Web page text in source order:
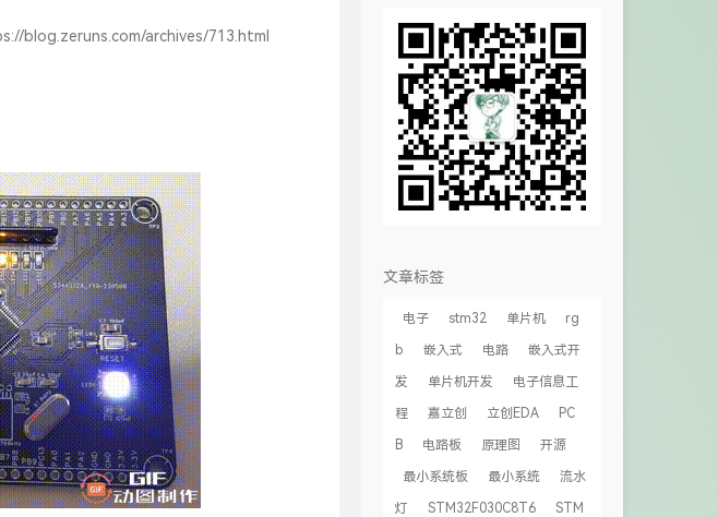
blog.zeruns.com/archives/713.html
文章标签
电子 stm32 单片机 rg
b 嵌入式 电路 嵌入式开
发 单片机开发 电子信息工
程 嘉立创 立创EDA PC
B 电路板 原理图 开源
最小系统板 最小系统 流水
灯 STM32F030C8T6 STM